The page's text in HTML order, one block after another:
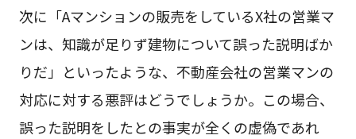
次に「Aマンションの販売をしているX社の営業マ
ンは、知識が足りず建物について誤った説明ばか
りだ」といったような、不動産会社の営業マンの
対応に対する悪評はどうでしょうか。この場合、
誤った説明をしたとの事実が全くの虚偽であれ